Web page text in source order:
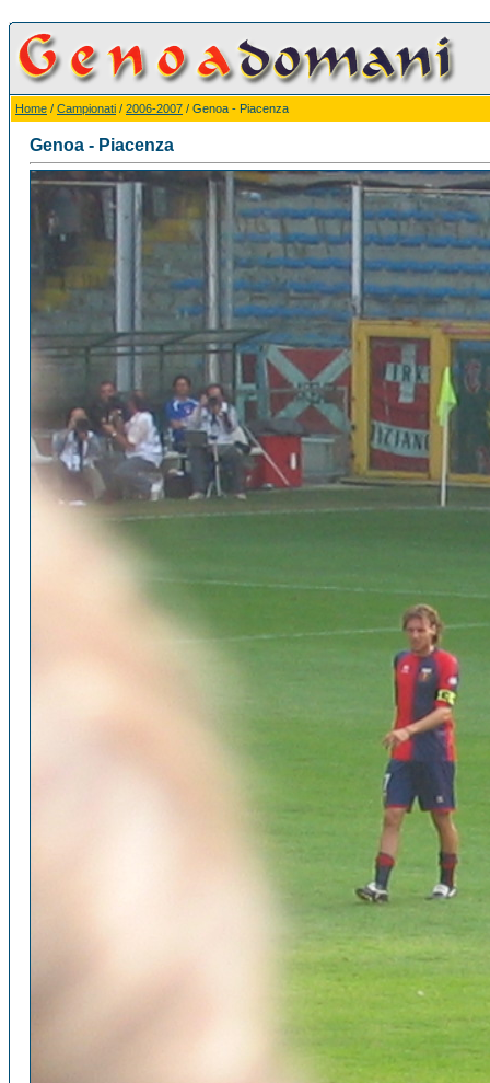
Home / Campionati / 2006-2007 / Genoa - Piacenza
Genoa - Piacenza